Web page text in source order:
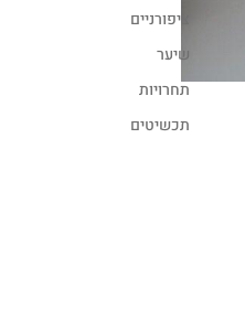
ציפורניים
שיער
תחרויות
תכשיטים